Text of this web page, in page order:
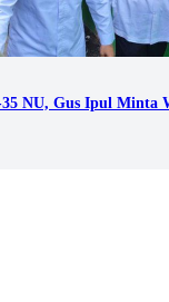
NU, Gus Ipul Minta